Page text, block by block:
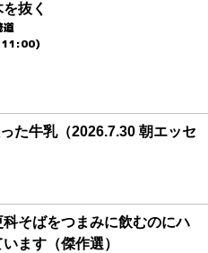
抜く
道
た牛乳（2026.7.30 朝エッセ
科そばをつまみに飲むのにハ
ます（傑作選）